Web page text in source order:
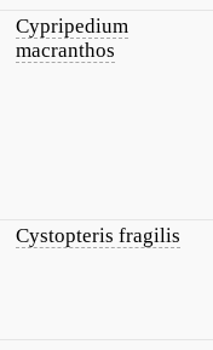
Cypripedium
macranthos
Cystopteris fragilis